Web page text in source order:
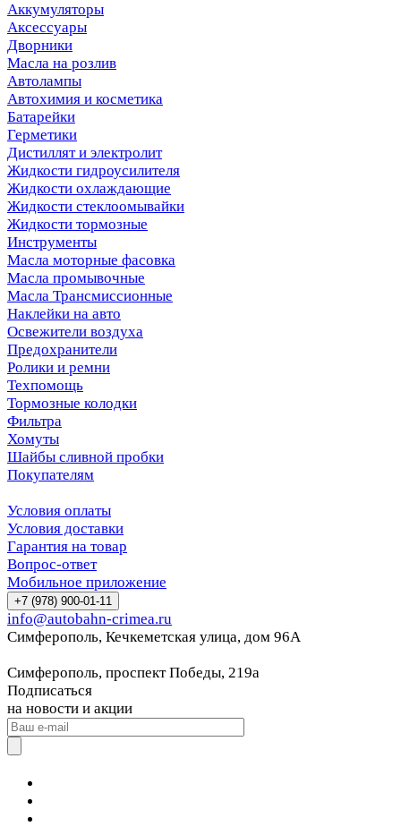
Аккумуляторы
Аксессуары
Дворники
Масла на розлив
Автолампы
Автохимия и косметика
Батарейки
Герметики
Дистиллят и электролит
Жидкости гидроусилителя
Жидкости охлаждающие
Жидкости стеклоомывайки
Жидкости тормозные
Инструменты
Масла моторные фасовка
Масла промывочные
Масла Трансмиссионные
Наклейки на авто
Освежители воздуха
Предохранители
Ролики и ремни
Техпомощь
Тормозные колодки
Фильтра
Хомуты
Шайбы сливной пробки
Покупателям
Условия оплаты
Условия доставки
Гарантия на товар
Вопрос-ответ
Мобильное приложение
+7 (978) 900-01-11
info@autobahn-crimea.ru
Симферополь, Кечкеметская улица, дом 96А
Симферополь, проспект Победы, 219а
Подписаться
на новости и акции